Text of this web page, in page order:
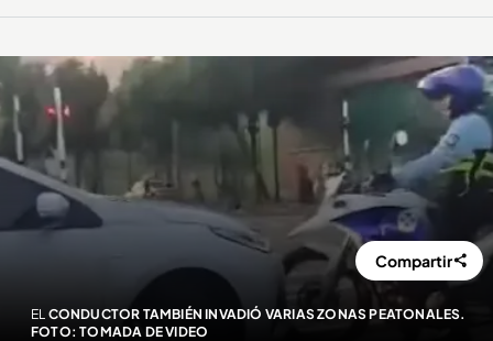
EL CONDUCTOR TAMBIÉN INVADIÓ VARIAS ZONAS PEATONALES.
FOTO: TOMADA DE VIDEO
Compartir